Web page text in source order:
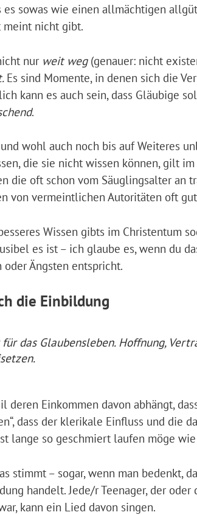
sowas wie einen allmächtigen
nicht gibt.
nur weit weg(genauer: nicht
Es sind Momente, in denen sich die
kann es auch sein, dass Gläubige
.
wohl auch noch bis auf Weiteres
die sie nicht wissen können, gilt
die oft schon vom Säuglingsalter an
von vermeintlichen Autoritäten oft
Wissen gibts im Christentum
es ist – ich glaube es, wenn du
Ängsten entspricht.
die Einbildung
das Glaubensleben. Hoffnung,
deren Einkommen davon abhängt,
dass der klerikale Einfluss und die
lange so geschmiert laufen möge wie
stimmt – sogar, wenn man bedenkt,
handelt. Jede/r Teenager, der oder
kann ein Lied davon singen.